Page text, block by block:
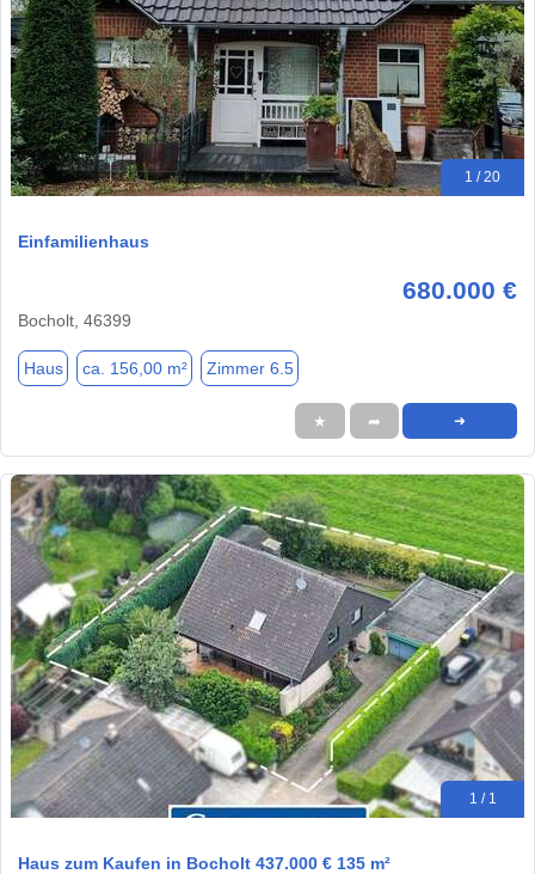
1 / 20
Einfamilienhaus
680.000 €
Bocholt, 46399
Haus ca. 156,00 m² Zimmer 6.5
★ ➦ ➜
1 / 1
Haus zum Kaufen in Bocholt 437.000 € 135 m²